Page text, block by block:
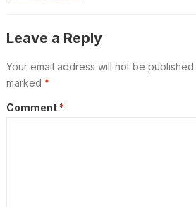
Leave a Reply
Your email address will not be published.
marked *
Comment *